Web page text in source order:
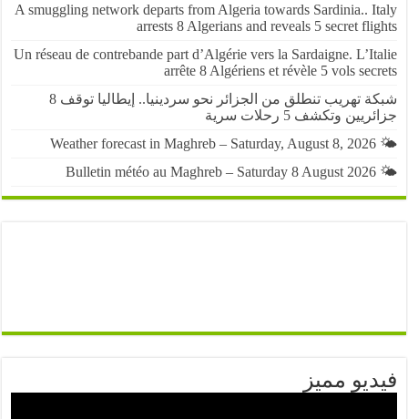
A smuggling network departs from Algeria towards Sardinia..
arrests 8 Algerians and reveals 5 secret
Un réseau de contrebande part d’Algérie vers la Sardaigne.
arrête 8 Algériens et révèle 5 vols
شبكة تهريب تنطلق من الجزائر نحو سردينيا.. إيطاليا توقف 8
وتكشف 5 رحلات سرية
مميز